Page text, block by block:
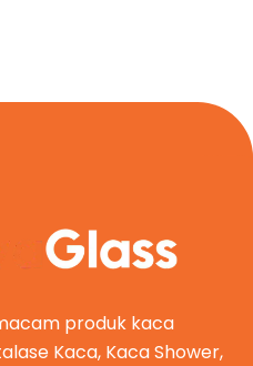
produk kaca
Kaca, Kaca Shower,